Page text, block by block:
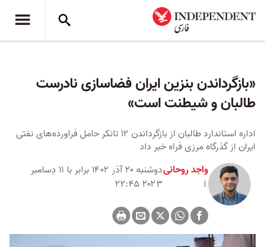
«بازگرداندن بنزین ایران فضا‌سازی نادرست
طالبان و شیطنت است»
اداره استاندارد طالبان از بازگرداندن ۱۲ تانکر حامل فراورده‌های نفتی
ایران از گذرگاه مرزی فراه خبر داد
واجد روحانی
دوشنبه ۲۰ آذر ۱۴۰۲ برابر با ۱۱ دِسامبر
۲۰۲۳ ۲۲:۴۵